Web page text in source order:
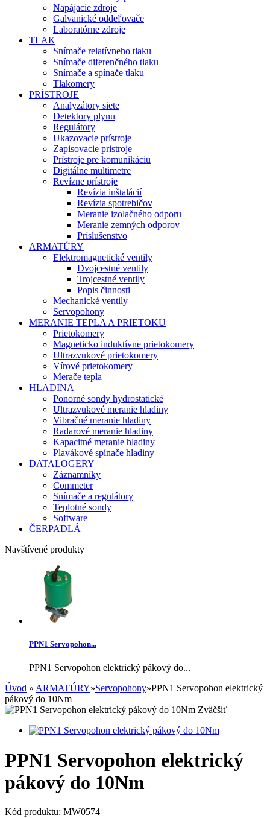
Napájacie zdroje
Galvanické oddeľovače
Laboratórne zdroje
TLAK
Snímače relatívneho tlaku
Snímače diferenčného tlaku
Snímače a spínače tlaku
Tlakomery
PRÍSTROJE
Analyzátory siete
Detektory plynu
Regulátory
Ukazovacie prístroje
Zapisovacie pristroje
Prístroje pre komunikáciu
Digitálne multimetre
Revízne prístroje
Revízia inštalácií
Revízia spotrebičov
Meranie izolačného odporu
Meranie zemných odporov
Príslušenstvo
ARMATÚRY
Elektromagnetické ventily
Dvojcestné ventily
Trojcestné ventily
Popis činnosti
Mechanické ventily
Servopohony
MERANIE TEPLA A PRIETOKU
Prietokomery
Magneticko induktívne prietokomery
Ultrazvukové prietokomery
Vírové prietokomery
Merače tepla
HLADINA
Ponorné sondy hydrostatické
Ultrazvukové meranie hladiny
Vibračné meranie hladiny
Radarové meranie hladiny
Kapacitné meranie hladiny
Plavákové spínače hladiny
DATALOGERY
Záznamníky
Commeter
Snímače a regulátory
Teplotné sondy
Software
ČERPADLÁ
Navštívené produkty
PPN1 Servopohon...
PPN1 Servopohon elektrický pákový do...
Úvod » ARMATÚRY»Servopohony»PPN1 Servopohon elektrický
pákový do 10Nm
Zväčšiť
PPN1 Servopohon elektrický
pákový do 10Nm
Kód produktu: MW0574